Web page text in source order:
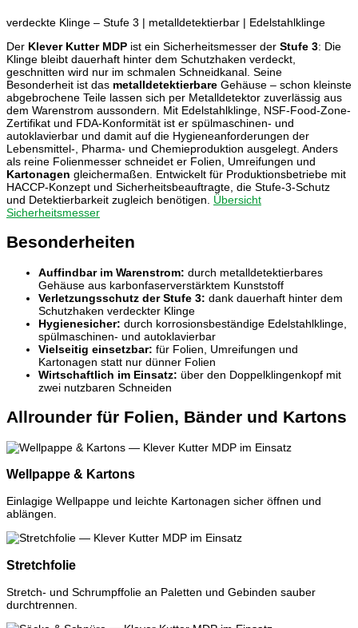
verdeckte Klinge – Stufe 3 | metalldetektierbar | Edelstahlklinge
Der Klever Kutter MDP ist ein Sicherheitsmesser der Stufe 3: Die
Klinge bleibt dauerhaft hinter dem Schutzhaken verdeckt,
geschnitten wird nur im schmalen Schneidkanal. Seine
Besonderheit ist das metalldetektierbare Gehäuse – schon kleinste
abgebrochene Teile lassen sich per Metalldetektor zuverlässig aus
dem Warenstrom aussondern. Mit Edelstahlklinge, NSF-Food-Zone-
Zertifikat und FDA-Konformität ist er spülmaschinen- und
autoklavierbar und damit auf die Hygieneanforderungen der
Lebensmittel-, Pharma- und Chemieproduktion ausgelegt. Anders
als reine Folienmesser schneidet er Folien, Umreifungen und
Kartonagen gleichermaßen. Entwickelt für Produktionsbetriebe mit
HACCP-Konzept und Sicherheitsbeauftragte, die Stufe-3-Schutz
und Detektierbarkeit zugleich benötigen. Übersicht
Sicherheitsmesser
Besonderheiten
Auffindbar im Warenstrom: durch metalldetektierbares
Gehäuse aus karbonfaserverstärktem Kunststoff
Verletzungsschutz der Stufe 3: dank dauerhaft hinter dem
Schutzhaken verdeckter Klinge
Hygienesicher: durch korrosionsbeständige Edelstahlklinge,
spülmaschinen- und autoklavierbar
Vielseitig einsetzbar: für Folien, Umreifungen und
Kartonagen statt nur dünner Folien
Wirtschaftlich im Einsatz: über den Doppelklingenkopf mit
zwei nutzbaren Schneiden
Allrounder für Folien, Bänder und Kartons
Wellpappe & Kartons
Einlagige Wellpappe und leichte Kartonagen sicher öffnen und
ablängen.
Stretchfolie
Stretch- und Schrumpffolie an Paletten und Gebinden sauber
durchtrennen.